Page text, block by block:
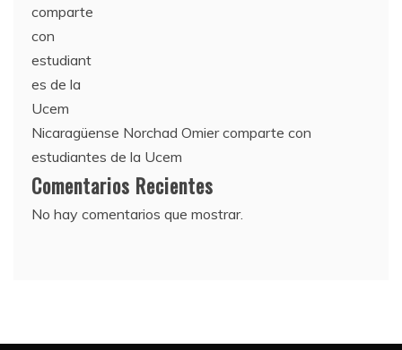
Nicaragüense Norchad Omier comparte con
estudiantes de la Ucem
Comentarios Recientes
No hay comentarios que mostrar.